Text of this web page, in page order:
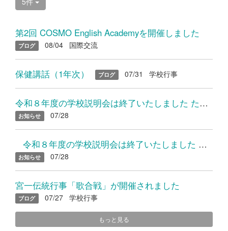
第2回 COSMO English Academyを開催しました
ブログ 08/04 国際交流
保健講話（1年次） ブログ 07/31 学校行事
令和８年度の学校説明会は終了いたしました たくさんのご参加あり...
お知らせ 07/28
令和８年度の学校説明会は終了いたしました たくさんのご参加...
お知らせ 07/28
宮一伝統行事「歌合戦」が開催されました
ブログ 07/27 学校行事
もっと見る